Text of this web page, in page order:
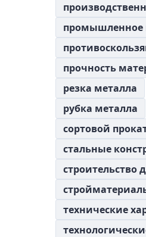
промышленное
прочность
резка металла
рубка металла
сортовой
стальные
строительство
технические